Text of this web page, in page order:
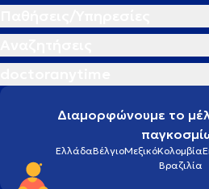
Διαμορφώνουμε το
ΕλλάδαΒέλγιοΜεξικόΚολομβία
Βραζιλία